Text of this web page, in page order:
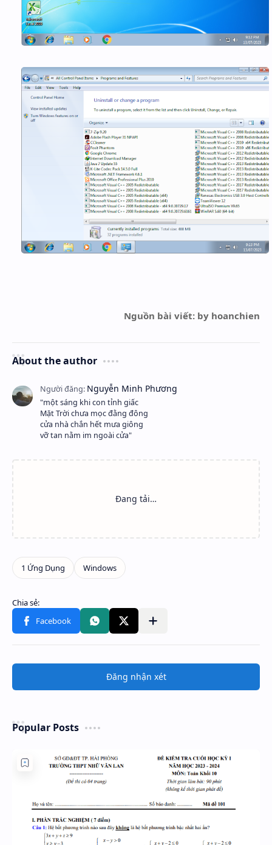
Nguồn bài viết: by hoanchien
About the author
"một sáng khi con tỉnh giấc
Mặt Trời chưa mọc đằng đông
cửa nhà chắn hết mưa giông
vỡ tan nằm im ngoài cửa"
Đăng nhận xét
Popular Posts